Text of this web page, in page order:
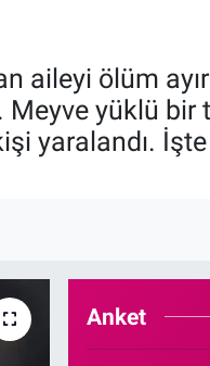
aileyi ölüm
yüklü bir
yaralandı.
Anket